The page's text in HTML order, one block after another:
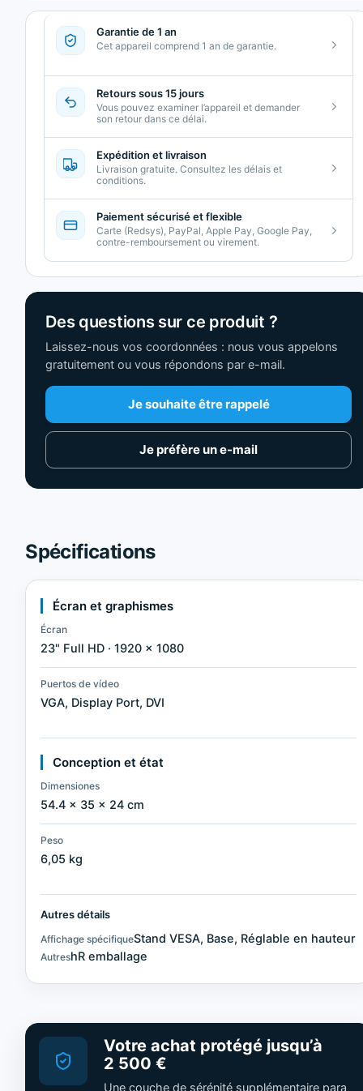
Garantie de 1 an
Cet appareil comprend 1 an de garantie.
Retours sous 15 jours
Vous pouvez examiner l’appareil et demander
son retour dans ce délai.
Expédition et livraison
Livraison gratuite. Consultez les délais et
conditions.
Paiement sécurisé et flexible
Carte (Redsys), PayPal, Apple Pay, Google Pay,
contre-remboursement ou virement.
Des questions sur ce produit ?
Laissez-nous vos coordonnées : nous vous appelons
gratuitement ou vous répondons par e-mail.
Je souhaite être rappelé
Je préfère un e-mail
Spécifications
Écran et graphismes
Écran
23" Full HD · 1920 × 1080
Puertos de vídeo
VGA, Display Port, DVI
Conception et état
Dimensiones
54.4 × 35 × 24 cm
Peso
6,05 kg
Autres détails
Affichage spécifiqueStand VESA, Base, Réglable en hauteur
AutreshR emballage
Votre achat protégé jusqu’à
2 500 €
Une couche de sérénité supplémentaire para